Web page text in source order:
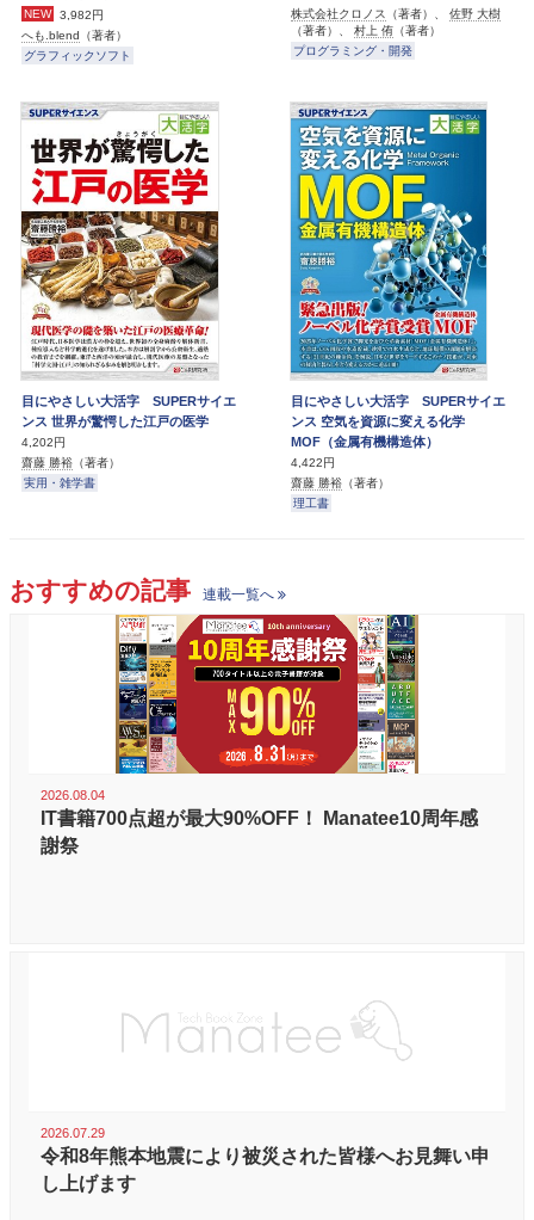
NEW
3,982円
へも.blend （著者）
グラフィックソフト
株式会社クロノス
（著者）、 佐野 大樹
（著者）、 村上 侑 （著者）
プログラミング・開発
目にやさしい大活字 SUPERサイエ
ンス 世界が驚愕した江戸の医学
4,202円
齋藤 勝裕 （著者）
実用・雑学書
目にやさしい大活字 SUPERサイエ
ンス 空気を資源に変える化学
MOF（金属有機構造体）
4,422円
齋藤 勝裕 （著者）
理工書
おすすめの記事 連載一覧へ
2026.08.04
IT書籍700点超が最大90%OFF！ Manatee10周年感
謝祭
2026.07.29
令和8年熊本地震により被災された皆様へお見舞い申
し上げます